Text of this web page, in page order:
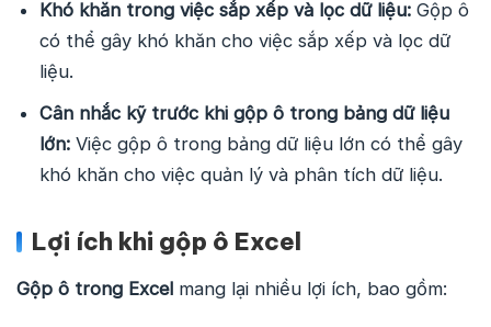
Khó khăn trong việc sắp xếp và lọc dữ liệu: Gộp ô
có thể gây khó khăn cho việc sắp xếp và lọc dữ
liệu.
Cân nhắc kỹ trước khi gộp ô trong bảng dữ liệu
lớn: Việc gộp ô trong bảng dữ liệu lớn có thể gây
khó khăn cho việc quản lý và phân tích dữ liệu.
Lợi ích khi gộp ô Excel
Gộp ô trong Excel mang lại nhiều lợi ích, bao gồm: